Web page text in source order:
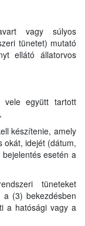
vagy súlyos
tünetet) mutató
ellátó állatorvos
együtt tartott
készítenie, amely
okát, idejét (dátum,
esetén a
tüneteket
(3) bekezdésben
a hatósági vagy a